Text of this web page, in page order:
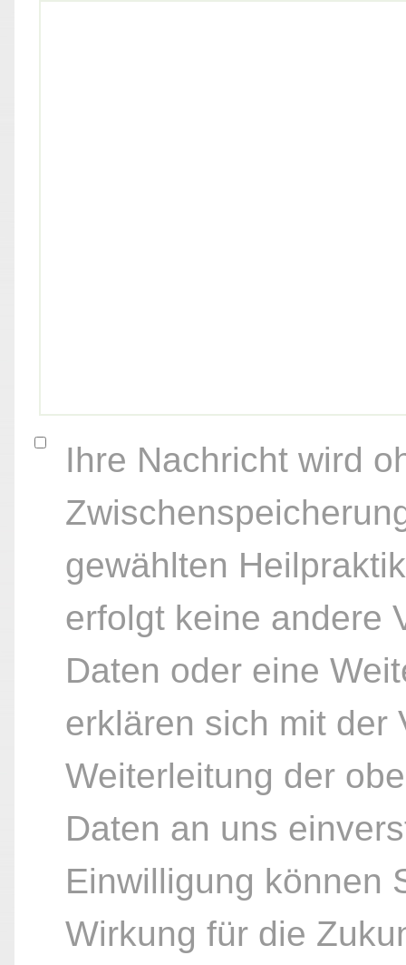
Ihre Nachricht wird
gewählten
erfolgt keine andere
Daten oder eine
erklären sich mit der
Weiterleitung der
Daten an uns
Einwilligung können
Wirkung für die